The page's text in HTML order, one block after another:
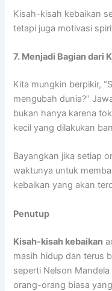
Kisah-kisah kebaikan
tetapi juga motivasi
7. Menjadi Bagian dari
Kita mungkin berpikir,
mengubah dunia?”
bukan hanya karena
kecil yang dilakukan
Bayangkan jika setiap
waktunya untuk
kebaikan yang akan
Penutup
Kisah-kisah kebaikan
masih hidup dan terus
seperti Nelson
orang-orang biasa